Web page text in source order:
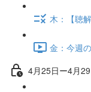
木：【聴
金：今週
4月25日ー4月